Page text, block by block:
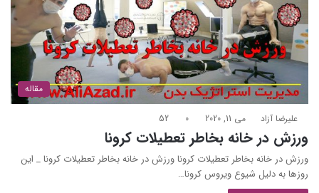
مقاله
علیرضا آزاد می 11, 2020 0
52
ورزش در خانه بخاطر تعطیلات کرونا
ورزش در خانه بخاطر تعطیلات کرونا ورزش در خانه بخاطر تعطیلات کرونا _ این
روزها به دلیل شیوع ویروس کرونا…